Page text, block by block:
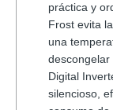
práctica y
Frost evita
una
Digital
silencioso,